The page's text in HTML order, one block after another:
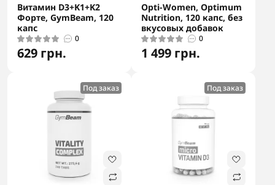
Витамин D3+K1+K2
Форте, GymBeam, 120
капс
0
629 грн.
Opti-Women, Optimum
Nutrition, 120 капс, без
вкусовых добавок
0
1 499 грн.
Под заказ Под заказ